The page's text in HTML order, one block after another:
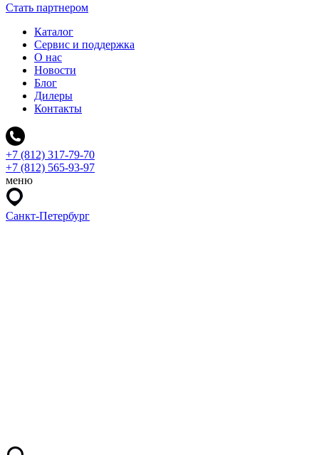
Стать партнером
Каталог
Сервис и поддержка
О нас
Новости
Блог
Дилеры
Контакты
+7 (812) 317-79-70
+7 (812) 565-93-97
меню
Санкт-Петербург